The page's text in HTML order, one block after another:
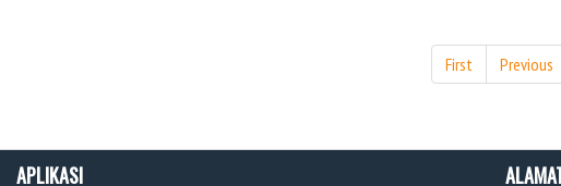
First Previous
APLIKASI